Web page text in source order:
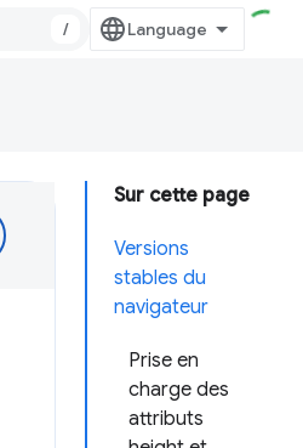
/
Sur cette page
Versions
stables du
navigateur
Prise en
charge des
attributs